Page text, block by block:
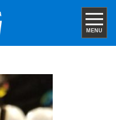
MENU